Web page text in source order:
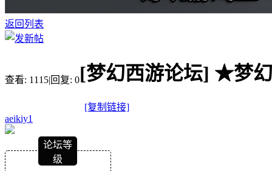
返回列表
查看: 1115|回复: 0[梦幻西游论坛] ★梦
[复制链接]
aeikiy1
论坛等
级